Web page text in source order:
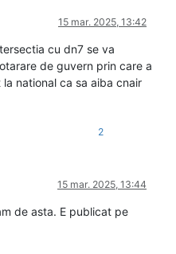
15 mar. 2025, 13:42
cu dn7 se va
de guvern prin care a
national ca sa aiba cnair
2
15 mar. 2025, 13:44
de asta. E publicat pe